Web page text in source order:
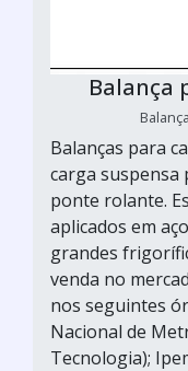
Balança
Balanças para
carga suspensa
ponte rolante.
aplicados em
grandes
venda no
nos seguintes
Nacional de
Tecnologia);